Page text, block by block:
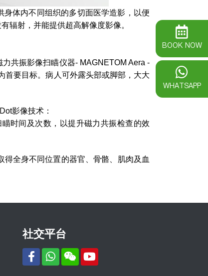
体内不同组织的多切面医学造影，以便
辐射，并能提供超高解像度影像。
共振影像扫瞄仪器- MAGNETOM Aera -
首要目标。病人可外露头部或脚部，大大
影像技术：
时间及次数，以提升磁力共振检查的效
全身不同位置的器官、骨骼、肌肉及血
社交平台
BOOK NOW
WHATSAPP